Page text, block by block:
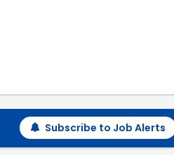
Subscribe to Job Alerts